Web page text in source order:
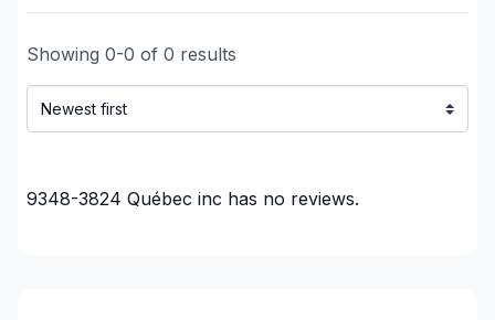
Montérégie (Marguerite-D'Youville)
Montérégie (Vaudreuil-Soulanges)
Showing 0-0 of 0 results
9348-3824 Québec inc has no reviews.